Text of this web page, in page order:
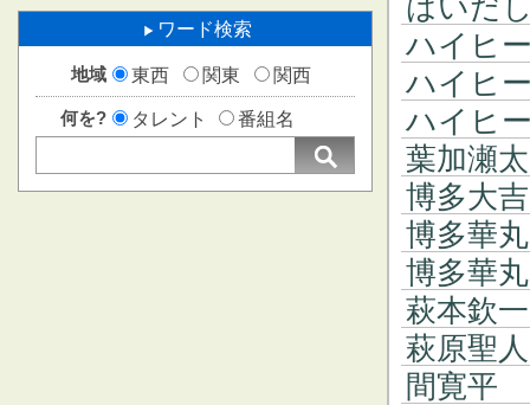
ワード検索
地域 東西 関東 関西
何を? タレント 番組名
はいだ
ハイヒ
ハイヒ
ハイヒ
葉加瀬
博多大吉
博多華丸
博多華
萩本欽一
萩原聖人
間寛平